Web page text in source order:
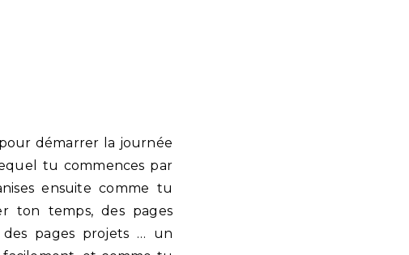
démarrer la journée
tu commences par
ensuite comme tu
ton temps, des pages
pages projets … un